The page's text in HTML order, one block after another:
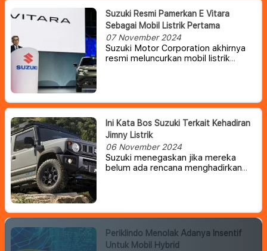
Suzuki Resmi Pamerkan E Vitara
Sebagai Mobil Listrik Pertama
07 November 2024
Suzuki Motor Corporation akhirnya
resmi meluncurkan mobil listrik
Produksi mobil tersebut kabarnya
akan dimulai di Suzuki Motor Gujarat
di India pada 2025 dan dijual pada
pertengahan tahun.
Ini Kata Bos Suzuki Terkait Kehadiran
Jimny Listrik
06 November 2024
Suzuki menegaskan jika mereka
belum ada rencana menghadirkan
Periklindo Menolak Adanya Insentif
Untuk Mobil Hybrid